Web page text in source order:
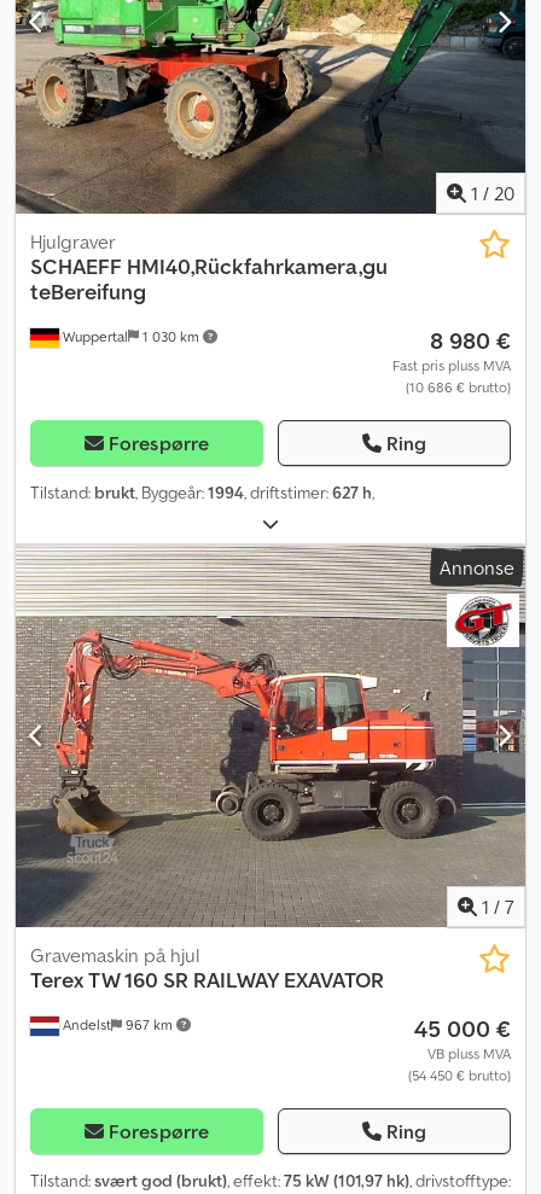
1 / 20
Wuppertal 1 030 km
Hjulgraver
SCHAEFF HMI40,Rückfahrkamera,gu
teBereifung
8 980 €
Fast pris pluss MVA
(10 686 € brutto)
Forespørre Ring
Tilstand: brukt, Byggeår:1994, driftstimer:627 h,
Annonse
1 / 7
Andelst 967 km
Gravemaskin på hjul
TerexTW 160 SR RAILWAY EXAVATOR
45 000 €
VB pluss MVA
(54 450 € brutto)
Forespørre Ring
Tilstand:svært god (brukt), effekt:75 kW (101,97 hk), drivstofftype: